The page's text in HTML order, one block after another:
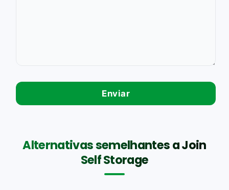
Alternativas semelhantes a Join
Self Storage